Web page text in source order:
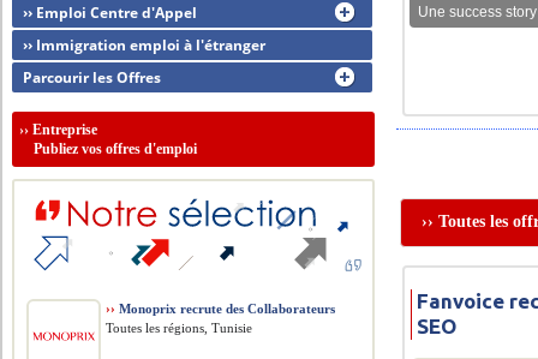
Une success
›› Toutes les
Fanvoice
SEO
›› Emploi Centre d'Appel
›› Immigration emploi à l'étranger
Parcourir les Offres
››Entreprise
Publiez vos offres d'emploi
›› Monoprix recrute des Collaborateurs
Toutes les régions, Tunisie